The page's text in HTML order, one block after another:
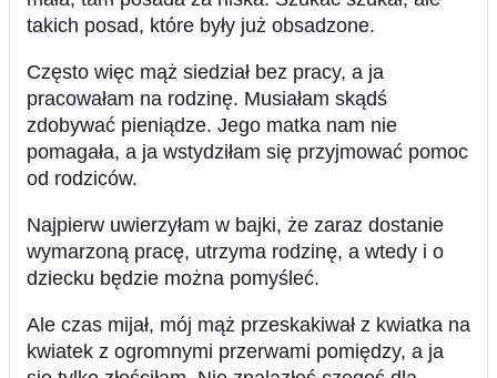
takich posad, które były już obsadzone.
Często więc mąż siedział bez pracy, a ja
pracowałam na rodzinę. Musiałam skądś
zdobywać pieniądze. Jego matka nam nie
pomagała, a ja wstydziłam się przyjmować pomoc
od rodziców.
Najpierw uwierzyłam w bajki, że zaraz dostanie
wymarzoną pracę, utrzyma rodzinę, a wtedy i o
dziecku będzie można pomyśleć.
Ale czas mijał, mój mąż przeskakiwał z kwiatka na
kwiatek z ogromnymi przerwami pomiędzy, a ja